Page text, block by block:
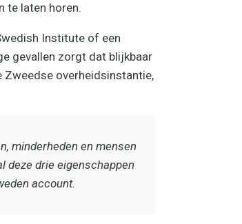
te laten horen.
Institute of een
gevallen zorgt dat blijkbaar
overheidsinstantie,
minderheden en mensen
deze drie eigenschappen
account.